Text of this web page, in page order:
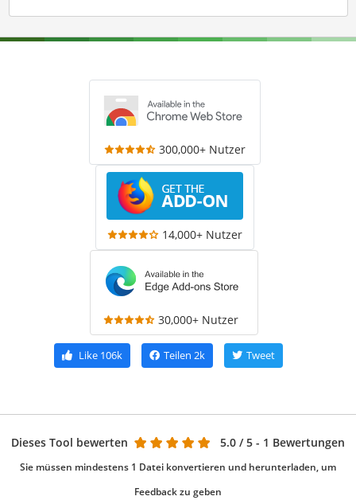
300,000+ Nutzer
14,000+ Nutzer
30,000+ Nutzer
Like 106k Teilen 2k Tweet
Dieses Tool bewerten 5.0 / 5 - 1 Bewertungen
Sie müssen mindestens 1 Datei konvertieren und herunterladen, um
Feedback zu geben